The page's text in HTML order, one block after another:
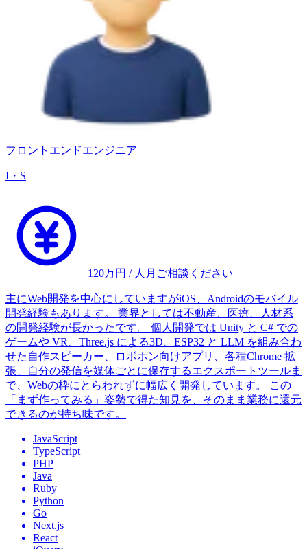
フロントエンドエンジニア
I・S
120万円 / 人月 ご相談ください
主にWeb開発を中心にしていますがiOS、Androidのモバイル
開発経験もあります。 業界としては不動産、医療、人材系
の開発経験が長かったです。 個人開発では Unity と C# での
ゲームや VR、Three.js による3D、ESP32 と LLM を組み合わ
せた自作スピーカー、ロボホン向けアプリ、各種Chrome 拡
張、自分の発信を媒体ごとに保存するエクスポートツールま
で、Webの枠にとらわれずに幅広く開発しています。 この
「まず作ってみる」姿勢で得た知見を、そのまま業務に還元
できるのが持ち味です。
JavaScript
TypeScript
PHP
Java
Ruby
Python
Go
Next.js
React